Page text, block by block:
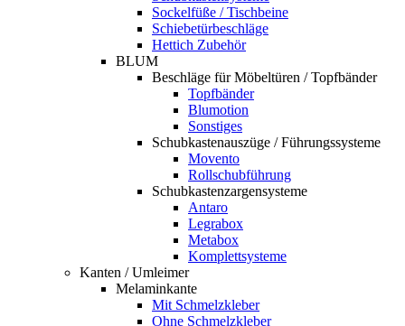
Sockelfüße / Tischbeine
Schiebetürbeschläge
Hettich Zubehör
BLUM
Beschläge für Möbeltüren / Topfbänder
Topfbänder
Blumotion
Sonstiges
Schubkastenauszüge / Führungssysteme
Movento
Rollschubführung
Schubkastenzargensysteme
Antaro
Legrabox
Metabox
Komplettsysteme
Kanten / Umleimer
Melaminkante
Mit Schmelzkleber
Ohne Schmelzkleber